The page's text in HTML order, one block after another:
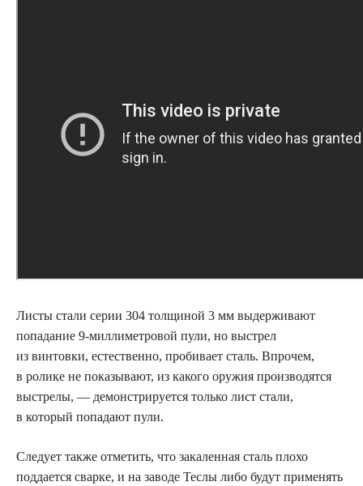
Листы стали серии 304 толщиной 3 мм выдерживают
попадание 9-миллиметровой пули, но выстрел
из винтовки, естественно, пробивает сталь. Впрочем,
в ролике не показывают, из какого оружия производятся
выстрелы, — демонстрируется только лист стали,
в который попадают пули.
Следует также отметить, что закаленная сталь плохо
поддается сварке, и на заводе Теслы либо будут применять